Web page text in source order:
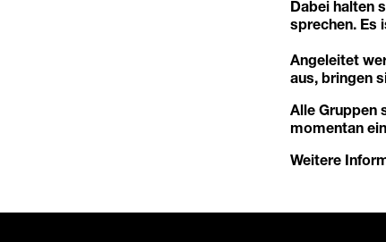
Dabei halten
sprechen. Es
Angeleitet
aus, bringen
Alle Gruppen
momentan
Weitere